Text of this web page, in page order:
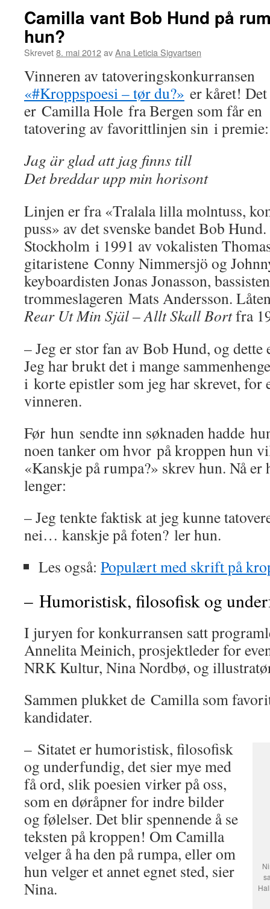
Camilla vant Bob Hund på
hun?
Skrevet8. mai 2012avAna Leticia Sigvartsen
Vinneren av tatoveringskonkurransen
«#Kroppspoesi – tør du?» er kåret! Det
er Camilla Hole fra Bergen som får en
tatovering av favorittlinjen sin i premie:
Jag är glad att jag finns till
Det breddar upp min horisont
Linjen er fra «Tralala lilla molntuss,
puss» av det svenske bandet Bob
Stockholm i 1991 av vokalisten
gitaristene Conny Nimmersjö og
keyboardisten Jonas Jonasson,
trommeslageren Mats Andersson.
Rear Ut Min Själ – Allt Skall Bortfra
– Jeg er stor fan av Bob Hund, og
Jeg har brukt det i mange
i korte epistler som jeg har skrevet, for
vinneren.
Før hun sendte inn søknaden hadde
noen tanker om hvor på kroppen hun
«Kanskje på rumpa?» skrev hun. Nå er
lenger:
– Jeg tenkte faktisk at jeg kunne
nei… kanskje på foten? ler hun.
Les også: Populært med skrift på
– Humoristisk, filosofisk og
I juryen for konkurransen satt
Annelita Meinich, prosjektleder for
NRK Kultur, Nina Nordbø, og
Sammen plukket de Camilla som
kandidater.
– Sitatet er humoristisk, filosofisk
og underfundig, det sier mye med
få ord, slik poesien virker på oss,
som en døråpner for indre bilder
og følelser. Det blir spennende å se
teksten på kroppen! Om Camilla
velger å ha den på rumpa, eller om
hun velger et annet egnet sted, sier
Nina.